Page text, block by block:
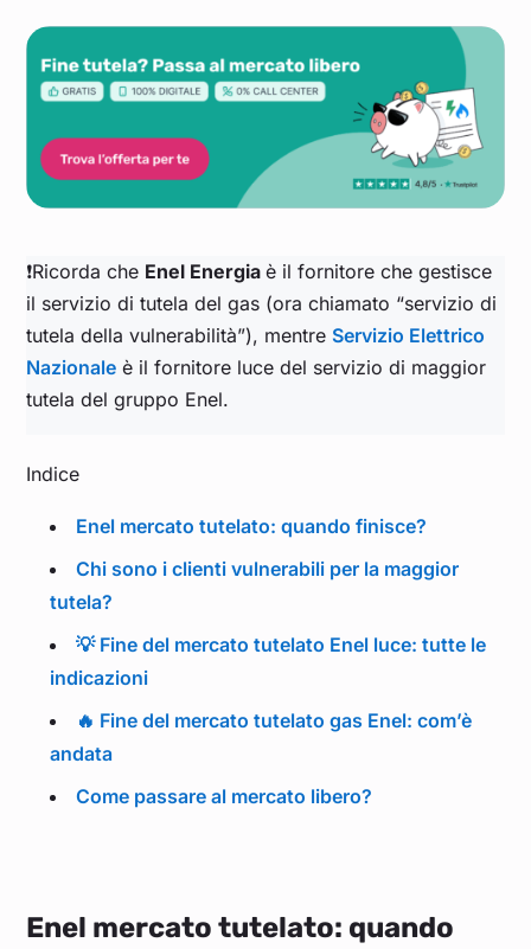
❗Ricorda che Enel Energiaè il fornitore che gestisce
il servizio di tutela del gas (ora chiamato “servizio di
tutela della vulnerabilità”), mentre Servizio Elettrico
Nazionale è il fornitore luce del servizio di maggior
tutela del gruppo Enel.
Indice
Enel mercato tutelato: quando finisce?
Chi sono i clienti vulnerabili per la maggior
tutela?
💡 Fine del mercato tutelato Enel luce: tutte le
indicazioni
🔥 Fine del mercato tutelato gas Enel: com’è
andata
Come passare al mercato libero?
Enel mercato tutelato: quando